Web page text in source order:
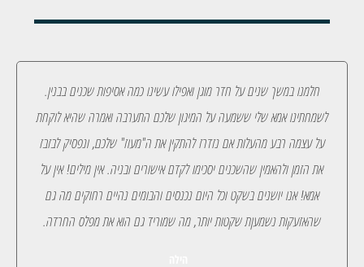
חלמנו במשך שנים על חדר מוגן ואפילו עשינו כמה אסיפות שכנים בבנין.
לשמחתינו אמא שלי ששמעה על המיגון שלכם התערבה ואמרה שהיא לוקחת
על עצמה רבע מהעלות אם נזדרז להתקין את ה"מעוז" שלכם, ונפסיק לבזבז
את הזמן ולהאמין שהשכנים יסכימו לקדם אישורים ובניה. אין מילים! אין על
אמא! אנו יושנים בשקט וכל היום נכנסים והבומים נהיים רחוקים מה גם
שהאזעקות נשמעןת שקטות יותר, מה שמוריד גם הוא את מפלס החרדה.